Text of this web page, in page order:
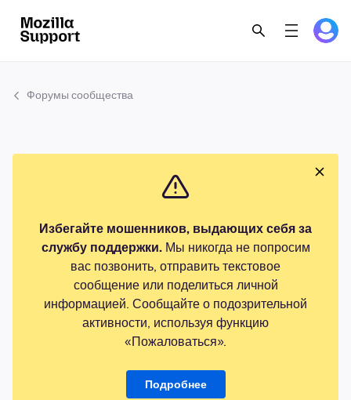
Форумы сообщества
Избегайте мошенников, выдающих себя за
службу поддержки.Мы никогда не попросим
вас позвонить, отправить текстовое
сообщение или поделиться личной
информацией. Сообщайте о подозрительной
активности, используя функцию
«Пожаловаться».
Подробнее